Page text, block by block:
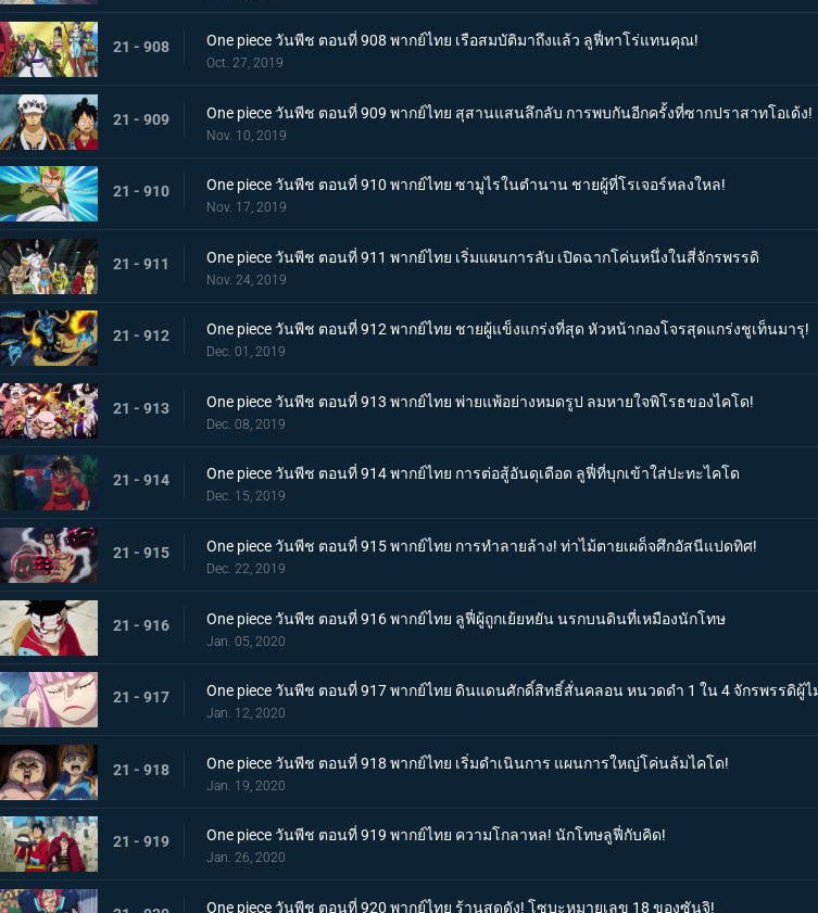
21 - 908 One piece วันพีช ตอนที่ 908 พากย์ไทย เรือสมบัติมาถึงแล้ว ลูฟี่ทาโร่แทนคุณ!
Oct. 27, 2019
21 - 909 One piece วันพีช ตอนที่ 909 พากย์ไทย สุสานแสนลึกลับ การพบกันอีกครั้งที่ซากปราสาทโอเด้ง!
Nov. 10, 2019
21 - 910 One piece วันพีช ตอนที่ 910 พากย์ไทย ซามูไรในตำนาน ชายผู้ที่โรเจอร์หลงใหล!
Nov. 17, 2019
21 - 911 One piece วันพีช ตอนที่ 911 พากย์ไทย เริ่มแผนการลับ เปิดฉากโค่นหนึ่งในสี่จักรพรรดิ
Nov. 24, 2019
21 - 912 One piece วันพีช ตอนที่ 912 พากย์ไทย ชายผู้แข็งแกร่งที่สุด หัวหน้ากองโจรสุดแกร่งชูเท็นมารุ!
Dec. 01, 2019
21 - 913 One piece วันพีช ตอนที่ 913 พากย์ไทย พ่ายแพ้อย่างหมดรูป ลมหายใจพิโรธของไคโด!
Dec. 08, 2019
21 - 914 One piece วันพีช ตอนที่ 914 พากย์ไทย การต่อสู้อันดุเดือด ลูฟี่ที่บุกเข้าใส่ปะทะไคโด
Dec. 15, 2019
21 - 915 One piece วันพีช ตอนที่ 915 พากย์ไทย การทำลายล้าง! ท่าไม้ตายเผด็จศึกอัสนีแปดทิศ!
Dec. 22, 2019
21 - 916 One piece วันพีช ตอนที่ 916 พากย์ไทย ลูฟี่ผู้ถูกเย้ยหยัน นรกบนดินที่เหมืองนักโทษ
Jan. 05, 2020
21 - 917 One piece วันพีช ตอนที่ 917 พากย์ไทย ดินแดนศักดิ์สิทธิ์สั่นคลอน หนวดดำ 1 ใน 4 จักรพรรดิผู้ไ
Jan. 12, 2020
21 - 918 One piece วันพีช ตอนที่ 918 พากย์ไทย เริ่มดำเนินการ แผนการใหญ่โค่นล้มไคโด!
Jan. 19, 2020
21 - 919 One piece วันพีช ตอนที่ 919 พากย์ไทย ความโกลาหล! นักโทษลูฟี่กับคิด!
Jan. 26, 2020
One piece วันพีช ตอนที่ 920 พากย์ไทย ร้านสุดดัง! โซบะหมายเลข 18 ของซันจิ!